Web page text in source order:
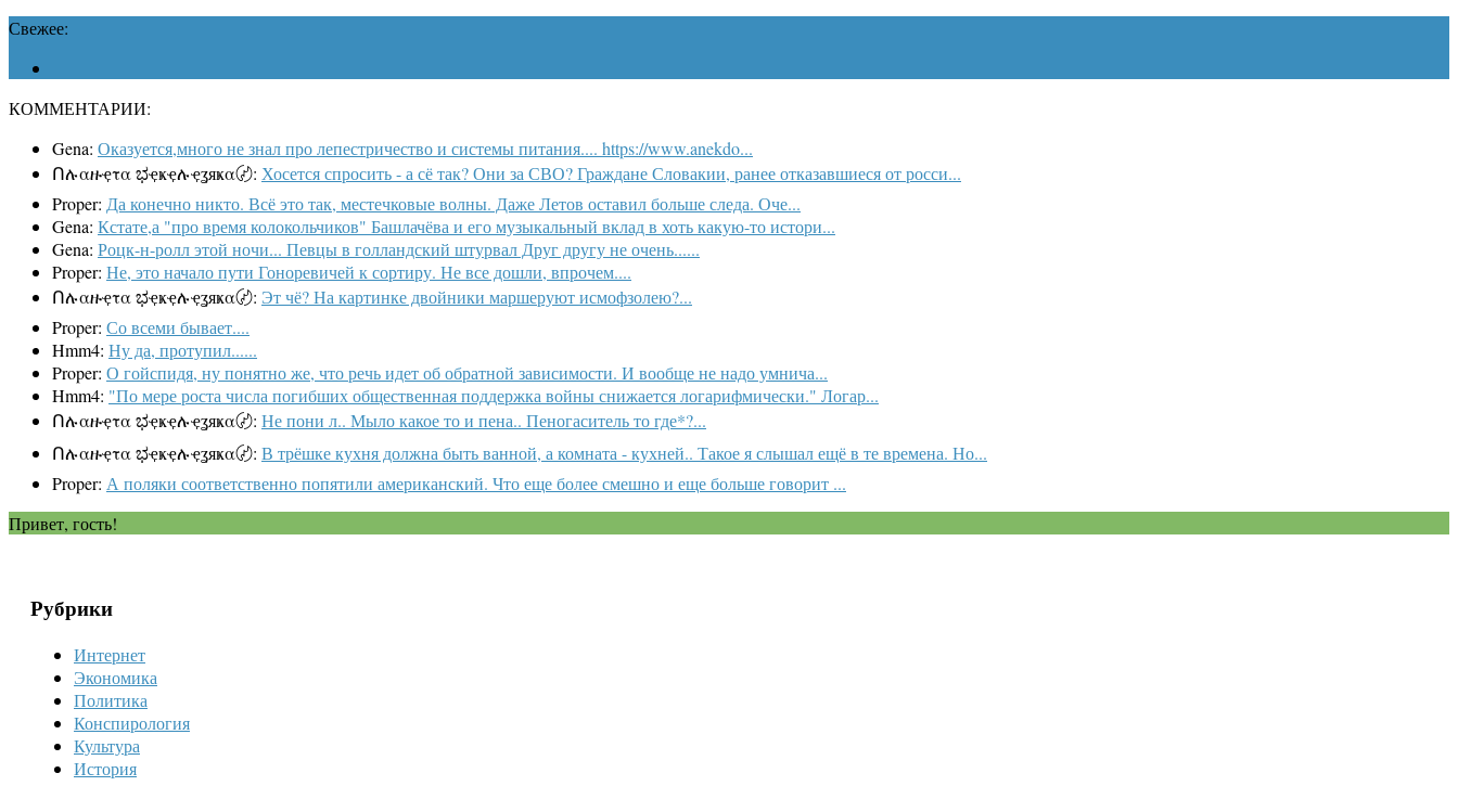
Свежее:
КОММЕНТАРИИ:
Gena: Оказуется,много не знал про лепестричество и системы питания.... https://www.anekdo...
Ոሉαዙҿτα ಭҿҝҿሉҿʓяҝα〄: Хосется спросить - а сё так? Они за СВО? Граждане Словакии, ранее отказавшиеся от росси...
Proper: Да конечно никто. Всё это так, местечковые волны. Даже Летов оставил больше следа. Оче...
Gena: Кстате,а "про время колокольчиков" Башлачёва и его музыкальный вклад в хоть какую-то истори...
Gena: Роцк-н-ролл этой ночи... Певцы в голландский штурвал Друг другу не очень......
Proper: Не, это начало пути Гоноревичей к сортиру. Не все дошли, впрочем....
Ոሉαዙҿτα ಭҿҝҿሉҿʓяҝα〄: Эт чё? На картинке двойники маршеруют исмофзолею?...
Proper: Со всеми бывает....
Hmm4: Ну да, протупил......
Proper: О гойспидя, ну понятно же, что речь идет об обратной зависимости. И вообще не надо умнича...
Hmm4: "По мере роста числа погибших общественная поддержка войны снижается логарифмически." Логар...
Ոሉαዙҿτα ಭҿҝҿሉҿʓяҝα〄: Не пони л.. Мыло какое то и пена.. Пеногаситель то где*?...
Ոሉαዙҿτα ಭҿҝҿሉҿʓяҝα〄: В трёшке кухня должна быть ванной, а комната - кухней.. Такое я слышал ещё в те времена. Но...
Proper: А поляки соответственно попятили американский. Что еще более смешно и еще больше говорит ...
Привет, гость!
Рубрики
Интернет
Экономика
Политика
Конспирология
Культура
История